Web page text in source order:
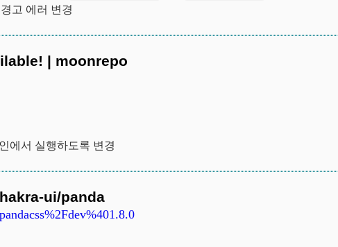
고 에러 변경
| moonrepo
에서 실행하도록 변경
ui/panda